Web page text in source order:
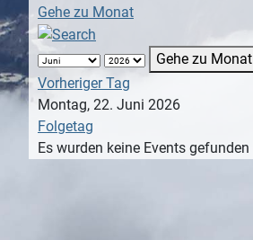
Gehe zu Monat
Gehe zu Monat
Vorheriger Tag
Montag, 22. Juni 2026
Folgetag
Es wurden keine Events gefunden